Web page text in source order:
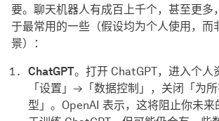
要。聊天机器人有成百上千个，甚至更多
于最常用的一些（假设均为个人使用，而
景）：
ChatGPT。打开 ChatGPT，进入个人
「设置」→「数据控制」，关闭「为
型」。OpenAI 表示，这将阻止你未来